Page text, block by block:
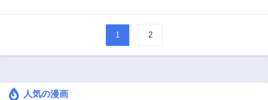
1 2
人気の漫画